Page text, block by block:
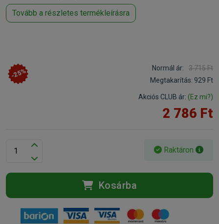
Tovább a részletes termékleírásra
-25% Normál ár:
3 715 Ft
Megtakarítás: 929 Ft
Akciós CLUB ár: (Ez mi?)
2 786 Ft
Raktáron
Kosárba